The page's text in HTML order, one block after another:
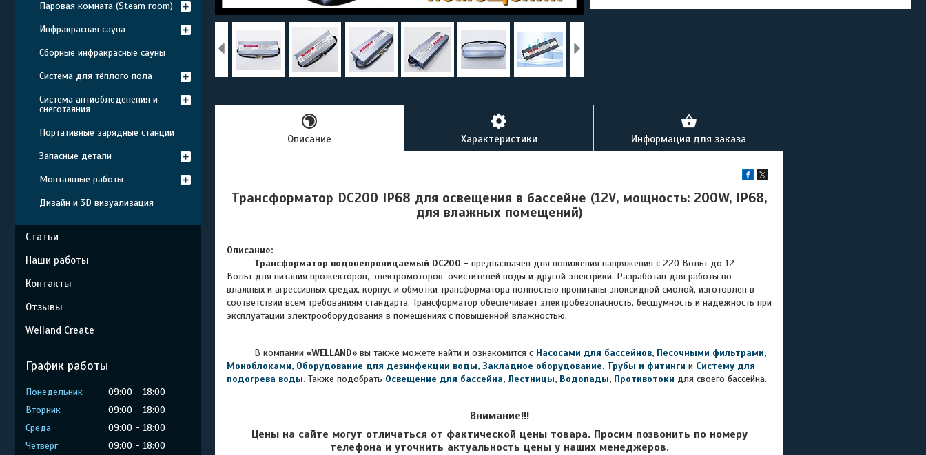
Описание Характеристики Информация для заказа
Трансформатор DC200 IP68 для освещения в бассейне (12V, мощность: 200W, IP68,
для влажных помещений)
Описание:
Трансформатор водонепроницаемый DC200 - предназначен для понижения напряжения с 220 Вольт до 12
Вольт для питания прожекторов, электромоторов, очистителей воды и другой электрики. Разработан для работы во
влажных и агрессивных средах, корпус и обмотки трансформатора полностью пропитаны эпоксидной смолой, изготовлен в
соответствии всем требованиям стандарта. Трансформатор обеспечивает электробезопасность, бесшумность и надежность при
эксплуатации электрооборудования в помещениях с повышенной влажностью.
В компании «WELLAND» вы также можете найти и ознакомится с Насосами для бассейнов, Песочными фильтрами,
Моноблоками, Оборудование для дезинфекции воды, Закладное оборудование, Трубы и фитинги и Систему для
подогрева воды. Также подобрать Освещение для бассейна, Лестницы, Водопады, Противотоки для своего бассейна.
Внимание!!!
Цены на сайте могут отличаться от фактической цены товара. Просим позвонить по номеру
телефона и уточнить актуальность цены у наших менеджеров.
Паровая комната (Steam room)
Инфракрасная сауна
Сборные инфракрасные сауны
Система для тёплого пола
Система антиобледенения и
снеготаяния
Портативные зарядные станции
Запасные детали
Монтажные работы
Дизайн и 3D визуализация
Статьи
Наши работы
Контакты
Отзывы
Welland Create
График работы
Понедельник 09:00
18:00
Вторник
09:00
18:00
Среда
09:00
18:00
Четверг
09:00
18:00